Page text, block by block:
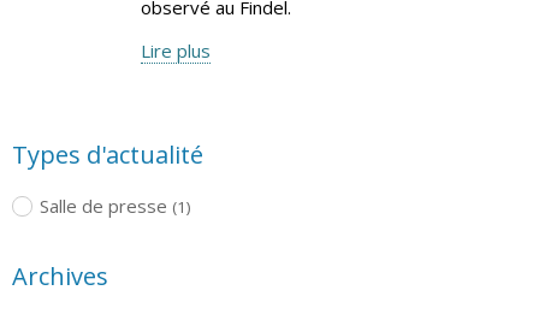
observé au Findel.
Lire plus
Types d'actualité
Salle de presse (1)
Archives